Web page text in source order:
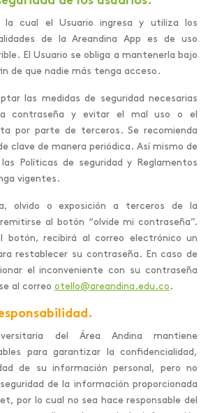
la cual el Usuario ingresa y utiliza los
de la Areandina App es de uso
El Usuario se obliga a mantenerla bajo
de que nadie más tenga acceso.
las medidas de seguridad necesarias
la contraseña y evitar el mal uso o el
por parte de terceros. Se recomienda
clave de manera periódica. Así mismo de
Políticas de seguridad y Reglamentos
vigentes.
olvido o exposición a terceros de la
al botón “olvide mi contraseña”.
botón, recibirá al correo electrónico un
restablecer su contraseña. En caso de
el inconveniente con su contraseña
al correo otello@areandina.edu.co .
del Área Andina mantiene
para garantizar la confidencialidad,
de su información personal, pero no
de la información proporcionada
por lo cual no sea hace responsable del